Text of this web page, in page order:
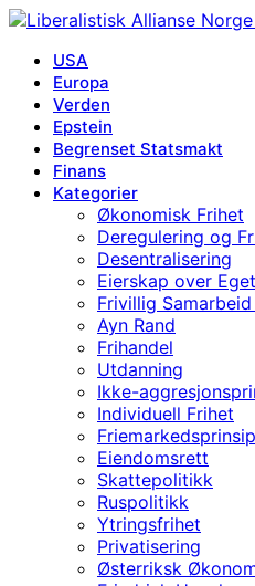
USA
Europa
Verden
Epstein
Begrenset Statsmakt
Finans
Kategorier
Økonomisk Frihet
Deregulering og
Desentralisering
Eierskap over
Frivillig
Ayn Rand
Frihandel
Utdanning
Ikke-
Individuell Frihet
Eiendomsrett
Skattepolitikk
Ruspolitikk
Ytringsfrihet
Privatisering
Østerriksk